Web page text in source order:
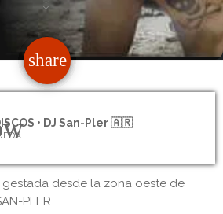
share
email
• DJ San-Pler 🇦🇷
desde la zona oeste de
PLER.